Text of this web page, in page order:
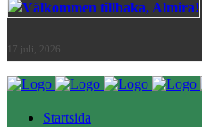
17 juli, 2026
Startsida